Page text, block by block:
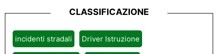
CLASSIFICAZIONE
incidenti stradali Driver Istruzione